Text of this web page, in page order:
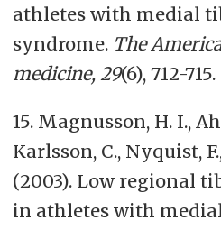
athletes with medial
syndrome. The
medicine, 29(6), 712-715.
15. Magnusson, H. I.,
Karlsson, C., Nyquist,
(2003). Low regional
in athletes with